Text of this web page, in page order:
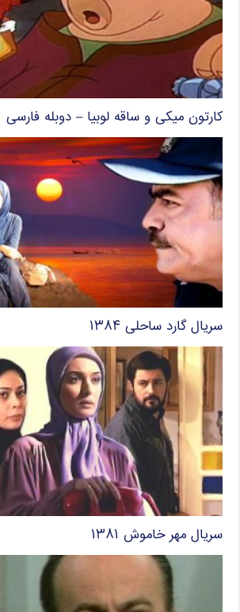
کارتون میکی و ساقه لوبیا – دوبله فارسی
سریال گارد ساحلی ۱۳۸۴
سریال مهر خاموش ۱۳۸۱